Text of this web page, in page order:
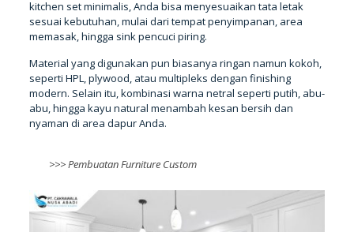
kitchen set minimalis, Anda bisa menyesuaikan tata letak
sesuai kebutuhan, mulai dari tempat penyimpanan, area
memasak, hingga sink pencuci piring.
Material yang digunakan pun biasanya ringan namun kokoh,
seperti HPL, plywood, atau multipleks dengan finishing
modern. Selain itu, kombinasi warna netral seperti putih, abu-
abu, hingga kayu natural menambah kesan bersih dan
nyaman di area dapur Anda.
>>>Pembuatan Furniture Custom